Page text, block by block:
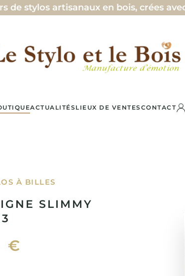
en bois, crées avec passions 🖊️ — ♥ —
ACTUALITÉS LIEUX DE VENTES CONTACT
À BILLES
SLIMMY
€